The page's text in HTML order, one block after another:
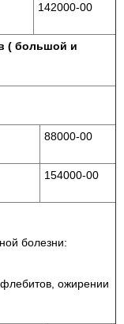
142000-00
( большой и
88000-00
154000-00
болезни:
ожирении